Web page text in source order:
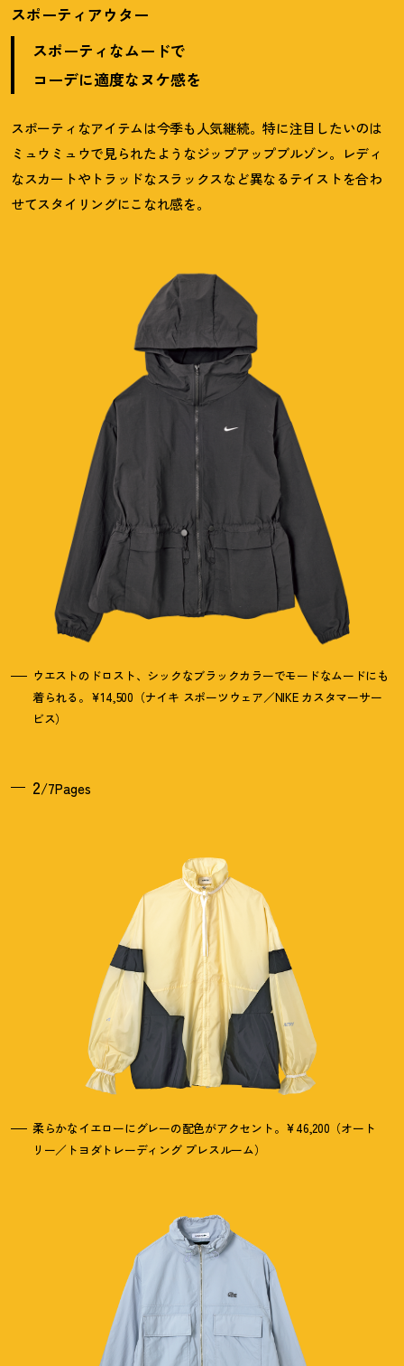
スポーティアウター
スポーティなムードで
コーデに適度なヌケ感を
スポーティなアイテムは今季も人気継続。特に注目したいのは
ミュウミュウで見られたようなジップアップブルゾン。レディ
なスカートやトラッドなスラックスなど異なるテイストを合わ
せてスタイリングにこなれ感を。
ウエストのドロスト、シックなブラックカラーでモードなムードにも
着られる。¥14,500（ナイキ スポーツウェア／NIKE カスタマーサー
ビス）
2/7Pages
柔らかなイエローにグレーの配色がアクセント。¥46,200（オート
リー／トヨダトレーディング プレスルーム）